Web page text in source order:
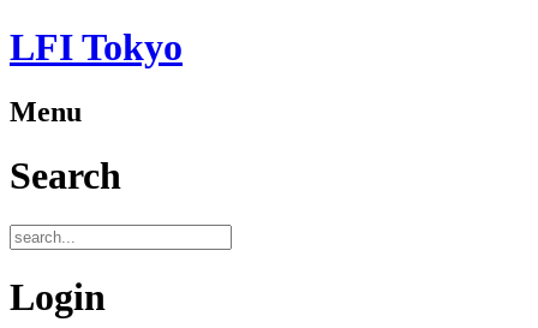
LFI Tokyo
Menu
Search
Login